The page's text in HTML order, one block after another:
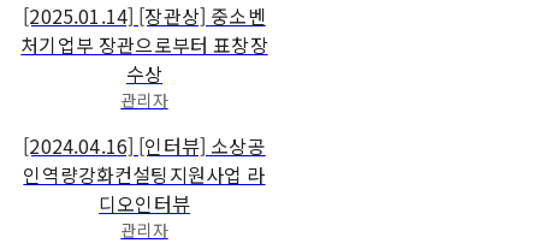
[2025.01.14] [장관상] 중소벤
처기업부 장관으로부터 표창장
수상
관리자
[2024.04.16] [인터뷰] 소상공
인역량강화컨설팅지원사업 라
디오인터뷰
관리자